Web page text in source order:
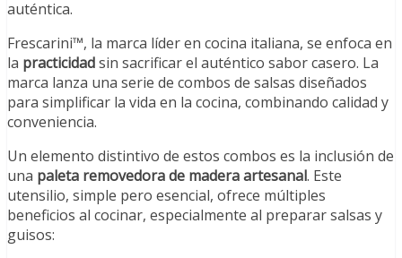
auténtica.
Frescarini™, la marca líder en cocina italiana, se enfoca en
la practicidadsin sacrificar el auténtico sabor casero. La
marca lanza una serie de combos de salsas diseñados
para simplificar la vida en la cocina, combinando calidad y
conveniencia.
Un elemento distintivo de estos combos es la inclusión de
una paleta removedora de madera artesanal. Este
utensilio, simple pero esencial, ofrece múltiples
beneficios al cocinar, especialmente al preparar salsas y
guisos: